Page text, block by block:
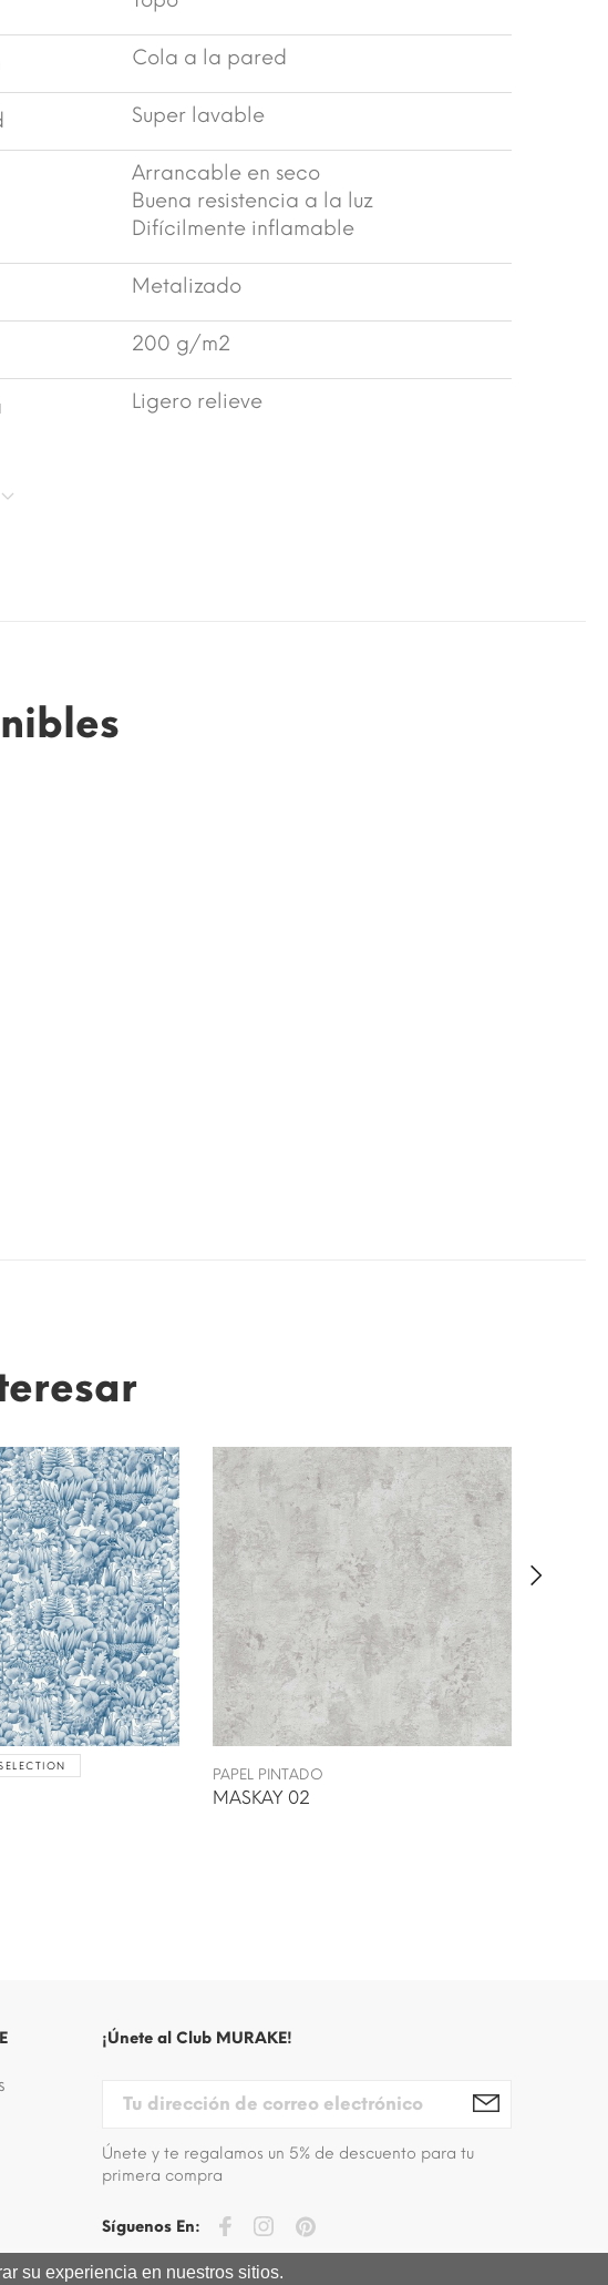
Cola a la pared
Super lavable
Arrancable en seco
Buena resistencia a la luz
Difícilmente inflamable
Metalizado
200 g/m2
Ligero relieve
PAPEL PINTADO
MASKAY 02
¡Únete al Club MURAKE!
Únete y te regalamos un 5% de descuento para tu
primera compra
Síguenos En:
su experiencia en nuestros sitios.